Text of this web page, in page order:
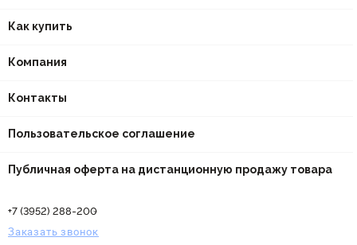
Как купить
Компания
Контакты
Пользовательское соглашение
Публичная оферта на дистанционную продажу товара
+7 (3952) 288-200
Заказать звонок